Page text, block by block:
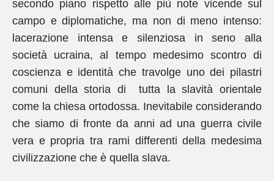
secondo piano rispetto alle più note vicende sul
campo e diplomatiche, ma non di meno intenso:
lacerazione intensa e silenziosa in seno alla
società ucraina, al tempo medesimo scontro di
coscienza e identità che travolge uno dei pilastri
comuni della storia di tutta la slavità orientale
come la chiesa ortodossa. Inevitabile considerando
che siamo di fronte da anni ad una guerra civile
vera e propria tra rami differenti della medesima
civilizzazione che è quella slava.